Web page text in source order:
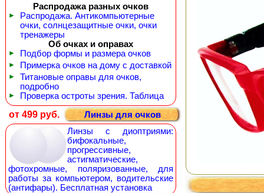
Распродажа разных очков
►
Распродажа. Антикомпьютерные
очки, солнцезащитные очки, очки
тренажеры
Об очках и оправах
► Подбор формы и размера очков
► Примерка очков на дому с доставкой
►
Титановые оправы для очков,
подробно
► Проверка остроты зрения. Таблица
от 499 руб.
Линзы для очков
Линзы с диоптриями:
бифокальные,
прогрессивные,
астигматические,
фотохромные, поляризованные, для
работы за компьютером, водительские
(антифары). Бесплатная установка